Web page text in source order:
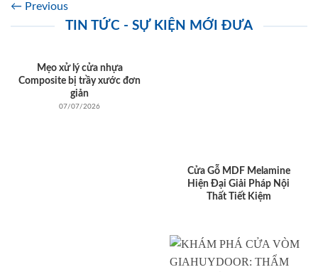
← Previous
TIN TỨC - SỰ KIỆN MỚI ĐƯA
Mẹo xử lý cửa nhựa
Composite bị trầy xước đơn
giản
07/07/2026
Cửa Gỗ MDF Melamine
Hiện Đại Giải Pháp Nội
Thất Tiết Kiệm